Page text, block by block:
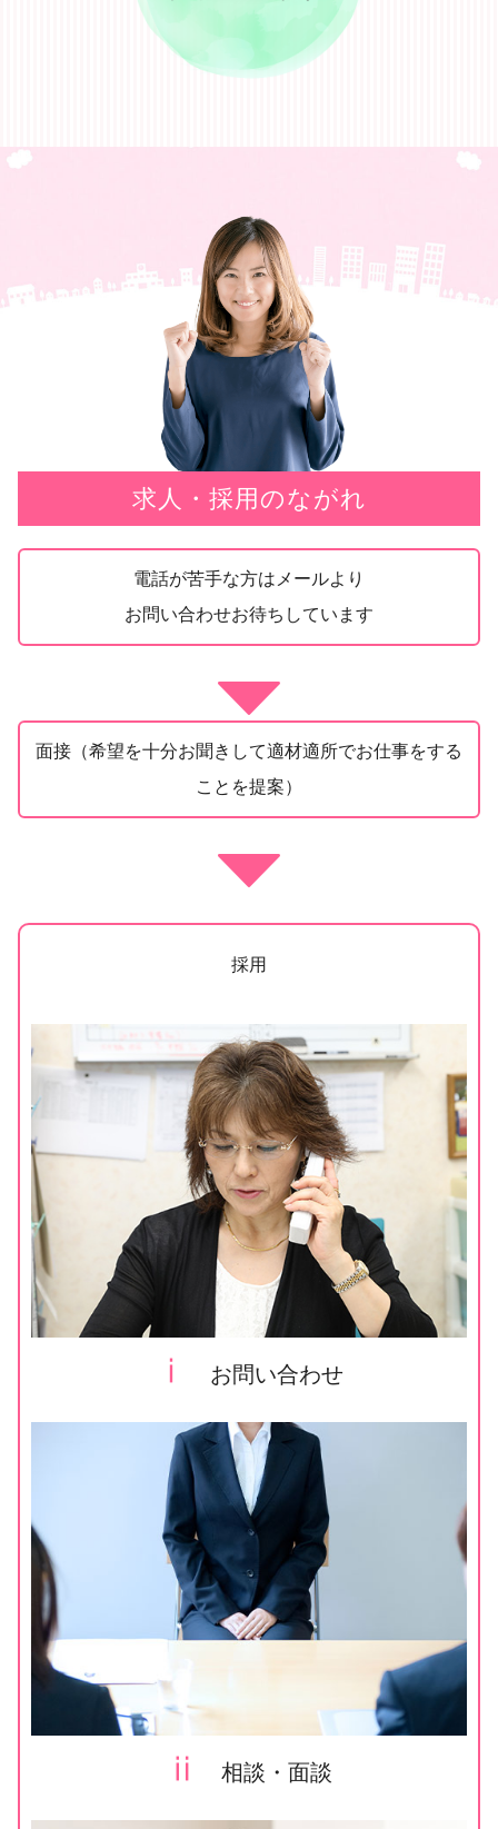
求人・採用のながれ
電話が苦手な方はメールより
お問い合わせお待ちしています
面接（希望を十分お聞きして適材適所でお仕事をする
ことを提案）
採用
ⅰ お問い合わせ
ⅱ 相談・面談